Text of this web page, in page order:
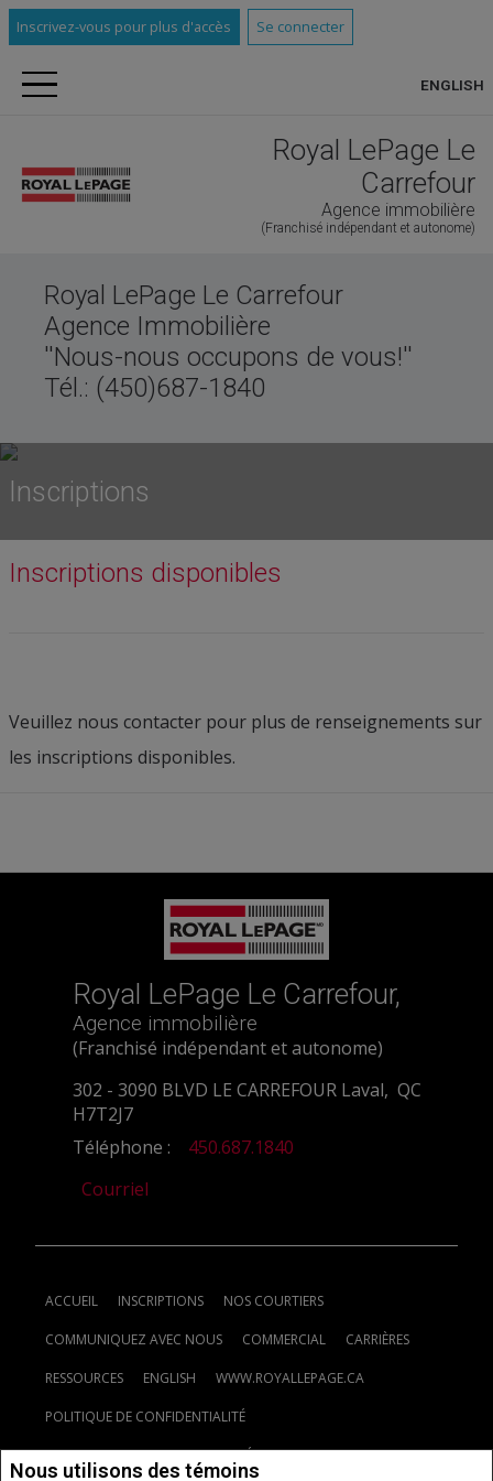
Nous utilisons des témoins
Inscrivez-vous pour plus d'accès Se connecter
ENGLISH
Royal LePage Le
Carrefour
Agence immobilière
(Franchisé indépendant et autonome)
Royal LePage Le Carrefour
Agence Immobilière
''Nous-nous occupons de vous!''
Tél.: (450)687-1840
Inscriptions
Inscriptions disponibles
Veuillez nous contacter pour plus de renseignements sur
les inscriptions disponibles.
Royal LePage Le Carrefour,
Agence immobilière
(Franchisé indépendant et autonome)
302 - 3090 BLVD LE CARREFOUR Laval, QC
H7T2J7
Téléphone :
450.687.1840
Courriel
ACCUEIL INSCRIPTIONS NOS COURTIERS
COMMUNIQUEZ AVEC NOUS COMMERCIAL CARRIÈRES
RESSOURCES ENGLISH WWW.ROYALLEPAGE.CA
POLITIQUE DE CONFIDENTIALITÉ
CLAUSE DE NON-RESPONSABILITÉ CONDITIONS D'UTILISATION